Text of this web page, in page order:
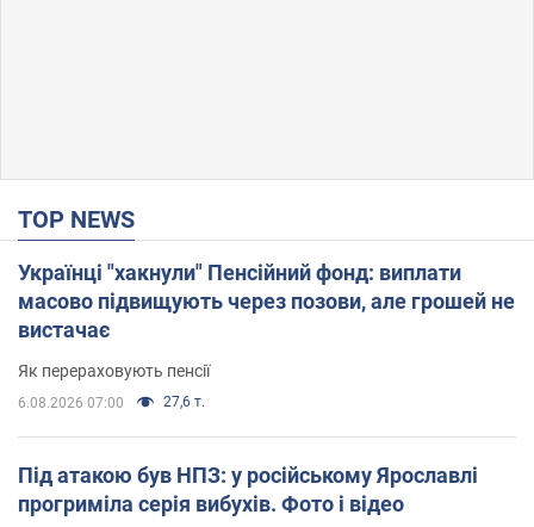
TOP NEWS
Українці "хакнули" Пенсійний фонд: виплати
масово підвищують через позови, але грошей не
вистачає
Як перераховують пенсії
6.08.2026 07:00 27,6 т.
Під атакою був НПЗ: у російському Ярославлі
прогриміла серія вибухів. Фото і відео